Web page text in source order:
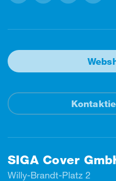
SIGA Cover
Willy-Brandt-Platz 2